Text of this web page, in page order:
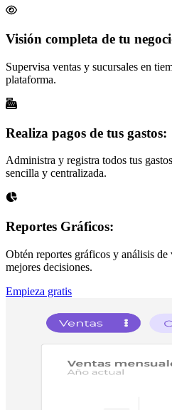
Visión completa de tu
Supervisa ventas y sucursales en
plataforma.
Realiza pagos de tus gastos:
Administra y registra todos tus
sencilla y centralizada.
Reportes Gráficos:
Obtén reportes gráficos y análisis de
mejores decisiones.
Empieza gratis